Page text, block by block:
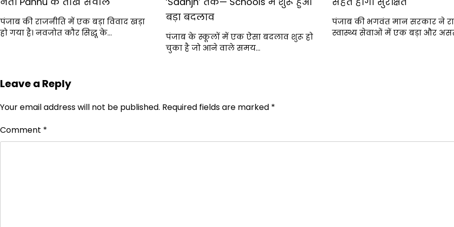
पंजाब की राजनीति में एक बड़ा विवाद खड़ा
हो गया है। नवजोत कौर सिद्धू के…
बड़ा बदलाव
पंजाब के स्कूलों में एक ऐसा बदलाव शुरू हो
चुका है जो आने वाले समय…
पंजाब की भगवंत मान सरकार ने
स्वास्थ्य सेवाओं में एक बड़ा और
Leave a Reply
Your email address will not be published. Required fields are marked *
Comment *